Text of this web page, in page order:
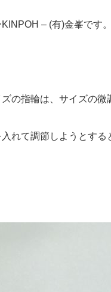
– (有)金峯です。
の指輪は、サイズの微
れて調節しようとす